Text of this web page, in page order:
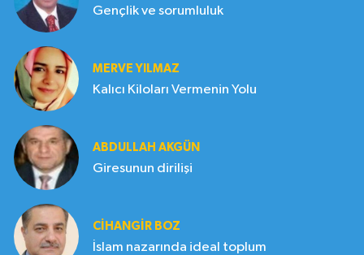
Gençlik ve sorumluluk
MERVE YILMAZ
Kalıcı Kiloları Vermenin Yolu
ABDULLAH AKGÜN
Giresunun dirilişi
CIHANGIR BOZ
İslam nazarında ideal toplum